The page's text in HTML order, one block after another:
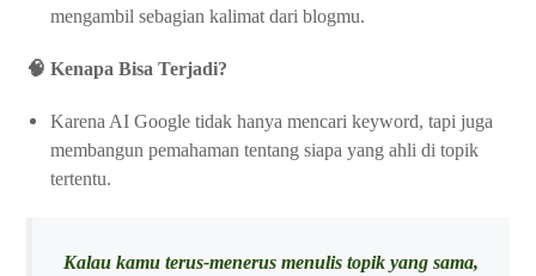
mengambil sebagian kalimat dari blogmu.
🧠 Kenapa Bisa Terjadi?
Karena AI Google tidak hanya mencari keyword, tapi juga
membangun pemahaman tentang siapa yang ahli di topik
tertentu.
Kalau kamu terus-menerus menulis topik yang sama,